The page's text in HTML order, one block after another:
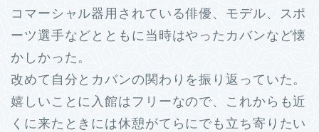
コマーシャル器用されている俳優、モデル、スポ
ーツ選手などとともに当時はやったカバンなど懐
かしかった。
改めて自分とカバンの関わりを振り返っていた。
嬉しいことに入館はフリーなので、これからも近
くに来たときには休憩がてらにでも立ち寄りたい